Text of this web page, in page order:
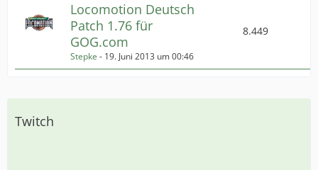
Locomotion Deutsch
Patch 1.76 für
GOG.com
Stepke - 19. Juni 2013 um 00:46
8.449
Twitch